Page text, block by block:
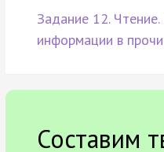
Задание 12.
информации в
Составим